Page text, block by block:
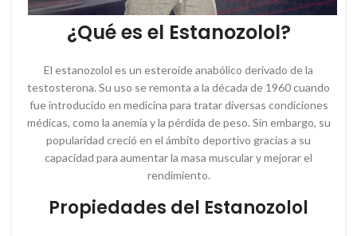
¿Qué es el Estanozolol?
El estanozolol es un esteroide anabólico derivado de la
testosterona. Su uso se remonta a la década de 1960 cuando
fue introducido en medicina para tratar diversas condiciones
médicas, como la anemia y la pérdida de peso. Sin embargo, su
popularidad creció en el ámbito deportivo gracias a su
capacidad para aumentar la masa muscular y mejorar el
rendimiento.
Propiedades del Estanozolol